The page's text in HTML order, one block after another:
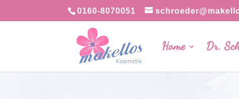
0160-8070051
Home Dr.